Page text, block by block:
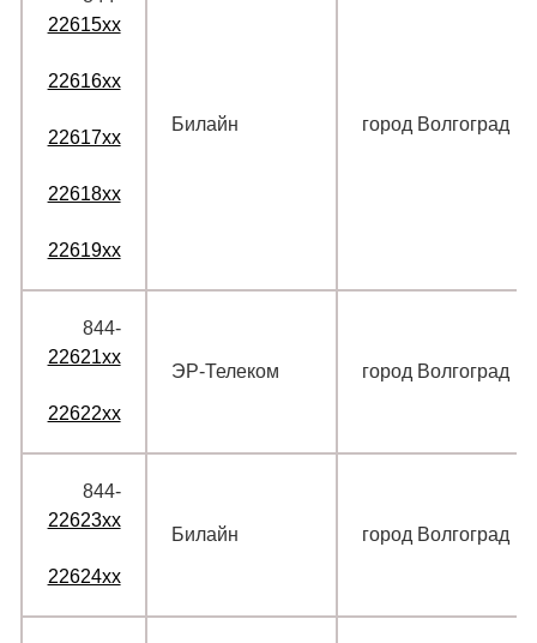
22615xx
22616xx
22617xx
22618xx
22619xx
Билайн город Волгоград
844‑
22621xx
22622xx
ЭР-Телеком город Волгоград
844‑
22623xx
22624xx
Билайн город Волгоград